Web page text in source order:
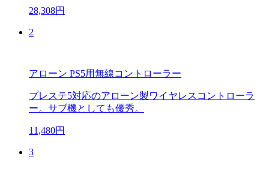
28,308円
2
アローン PS5用無線コントローラー
プレステ5対応のアローン製ワイヤレスコントローラ
ー。サブ機としても優秀。
11,480円
3